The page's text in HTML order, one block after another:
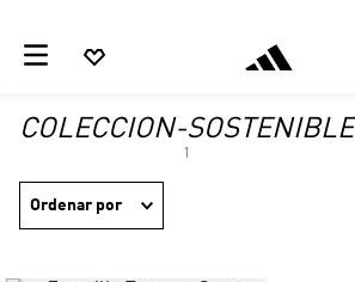
COLECCION-SOSTENIBLE
1
Ordenar por